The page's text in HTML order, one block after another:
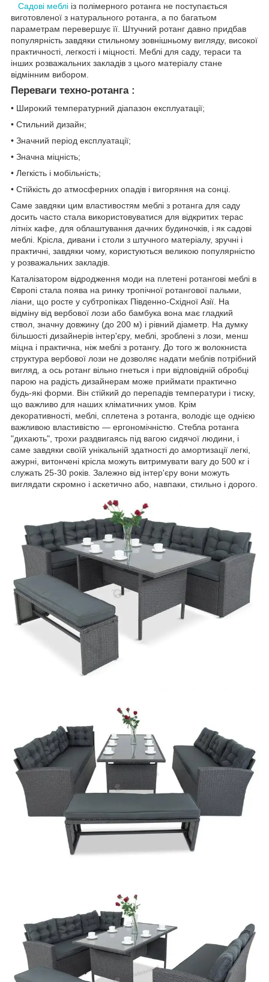
Садові меблі із полімерного ротанга не поступається
виготовленої з натурального ротанга, а по багатьом
параметрам перевершує її. Штучний ротанг давно придбав
популярність завдяки стильному зовнішньому вигляду, високої
практичності, легкості і міцності. Меблі для саду, тераси та
інших розважальних закладів з цього матеріалу стане
відмінним вибором.
Переваги техно-ротанга :
• Широкий температурний діапазон експлуатації;
• Стильний дизайн;
• Значний період експлуатації;
• Значна міцність;
• Легкість і мобільність;
• Стійкість до атмосферних опадів і вигоряння на сонці.
Саме завдяки цим властивостям меблі з ротанга для саду
досить часто стала використовуватися для відкритих терас
літніх кафе, для облаштування дачних будиночків, і як садові
меблі. Крісла, дивани і столи з штучного матеріалу, зручні і
практичні, завдяки чому, користуються великою популярністю
у розважальних закладів.
Каталізатором відродження моди на плетені ротангові меблі в
Європі стала поява на ринку тропічної ротангової пальми,
ліани, що росте у субтропіках Південно-Східної Азії. На
відміну від вербової лози або бамбука вона має гладкий
ствол, значну довжину (до 200 м) і рівний діаметр. На думку
більшості дизайнерів інтер'єру, меблі, зроблені з лози, менш
міцна і практична, ніж меблі з ротангу. До того ж волокниста
структура вербової лози не дозволяє надати меблів потрібний
вигляд, а ось ротанг вільно гнеться і при відповідній обробці
парою на радість дизайнерам може приймати практично
будь-які форми. Він стійкий до перепадів температури і тиску,
що важливо для наших кліматичних умов. Крім
декоративності, меблі, сплетена з ротанга, володіє ще однією
важливою властивістю — ергономічністю. Стебла ротанга
"дихають", трохи раздвигаясь під вагою сидячої людини, і
саме завдяки своїй унікальній здатності до амортизації легкі,
ажурні, витончені крісла можуть витримувати вагу до 500 кг і
служать 25-30 років. Залежно від інтер'єру вони можуть
виглядати скромно і аскетично або, навпаки, стильно і дорого.